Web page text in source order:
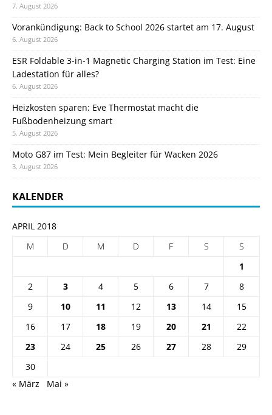
7. August 2026
Vorankündigung: Back to School 2026 startet am 17. August
6. August 2026
ESR Foldable 3-in-1 Magnetic Charging Station im Test: Eine
Ladestation für alles?
6. August 2026
Heizkosten sparen: Eve Thermostat macht die
Fußbodenheizung smart
5. August 2026
Moto G87 im Test: Mein Begleiter für Wacken 2026
3. August 2026
KALENDER
APRIL 2018
M
D M D F S
S
1
2
3 4 5 6 7
8
9
10 11 12 13 14
15
16
17 18 19 20 21
22
23
24 25 26 27 28
29
30
« März
Mai »